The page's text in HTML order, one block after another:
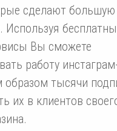
сделают большую
Используя
Вы сможете
работу
образом тысячи
их в клиентов